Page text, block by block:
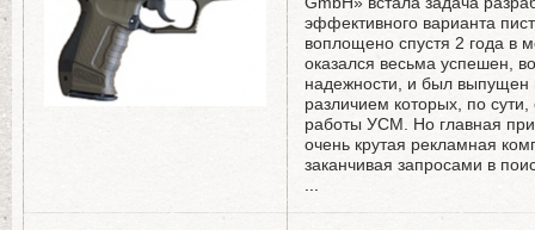
эффективного варианта
воплощено спустя 2 года в
оказался весьма успешен,
надежности, и был выпущен
различием которых, по
работы УСМ. Но главная
очень крутая рекламная
заканчивая запросами в